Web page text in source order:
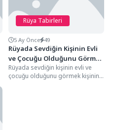
Rüya Tabirleri
5 Ay Önce 49
Rüyada Sevdiğin Kişinin Evli
ve Çocuğu Olduğunu Görmek
Ne Anlama Gelir?
Rüyada sevdiğin kişinin evli ve
çocuğu olduğunu görmek kişinin